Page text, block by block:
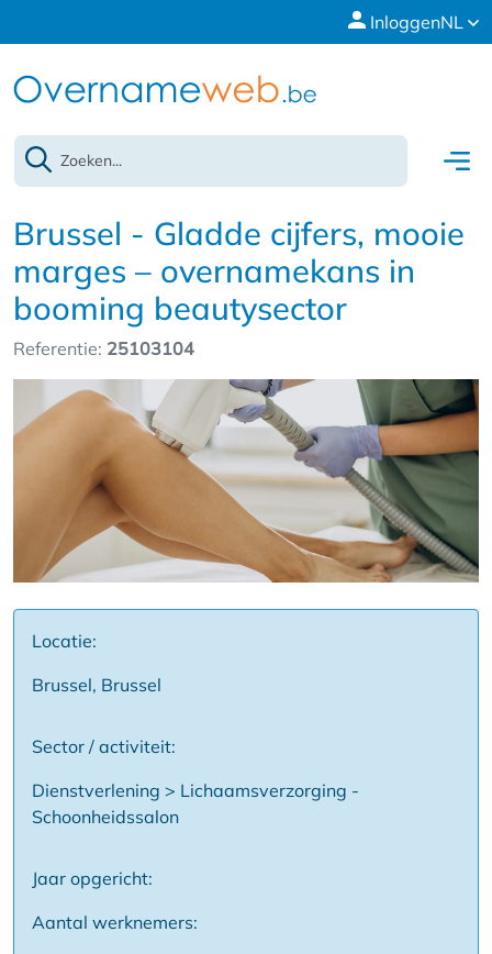
InloggenNL
Brussel - Gladde cijfers, mooie
marges – overnamekans in
booming beautysector
Referentie: 25103104
Locatie:
Brussel, Brussel
Sector / activiteit:
Dienstverlening > Lichaamsverzorging -
Schoonheidssalon
Jaar opgericht:
Aantal werknemers: